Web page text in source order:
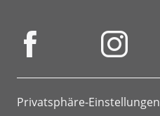
Privatsphäre-Einstellungen